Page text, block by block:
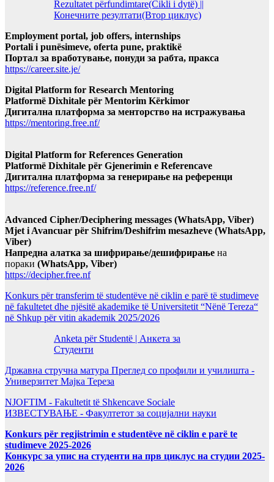
Rezultatet përfundimtare(Cikli i dytë) ||
Конечните резултати(Втор циклус)
Employment portal, job offers, internships
Portali i punësimeve, oferta pune, praktikë
Портал за вработување, понуди за рабта, пракса
https://career.site.je/
Digital Platform for Research Mentoring
Platformë Dixhitale për Mentorim Kërkimor
Дигитална платформа за менторство на истражувања
https://mentoring.free.nf/
Digital Platform for References Generation
Platformë Dixhitale për Gjenerimin e Referencave
Дигитална платформа за генерирање на референци
https://reference.free.nf/
Advanced Cipher/Deciphering messages (WhatsApp, Viber)
Mjet i Avancuar për Shifrim/Deshifrim mesazheve (WhatsApp,
Viber)
Напредна алатка за шифрирање/дешифрирање на
пораки (WhatsApp, Viber)
https://decipher.free.nf
Konkurs për transferim të studentëve në ciklin e parë të studimeve
në fakultetet dhe njësitë akademike të Universitetit “Nënë Tereza“
në Shkup për vitin akademik 2025/2026
Anketa për Studentë | Анкета за
Студенти
Државна стручна матура Преглед со профили и училишта -
Универзитет Мајка Тереза
NJOFTIM - Fakultetit të Shkencave Sociale
ИЗВЕСТУВАЊЕ - Факултетот за социјални науки
Konkurs për regjistrimin e studentëve në ciklin e parë te
studimeve 2025-2026
Конкурс за упис на студенти на прв циклус на студии 2025-
2026